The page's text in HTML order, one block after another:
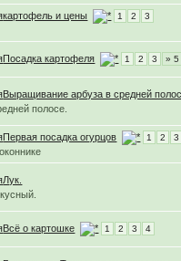
картофель и цены 1 2 3
Посадка картофеля 1 2 3 » 5
Выращивание арбуза в средней
полосе.
Первая посадка огурцов 1 2 3
Лук.
Всё о картошке 1 2 3 4